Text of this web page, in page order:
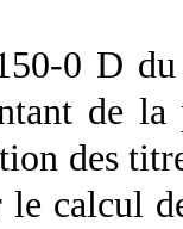
0 D
de la
des
calcul